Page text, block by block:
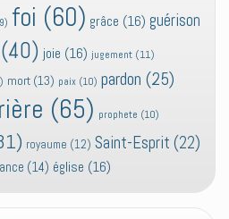
foi (60) grâce (16) guérison
(40) joie (16) jugement (11)
mort (13) paix (10) pardon (25)
(65) prophete (10)
royaume (12) Saint-Esprit (22)
(14) église (16)